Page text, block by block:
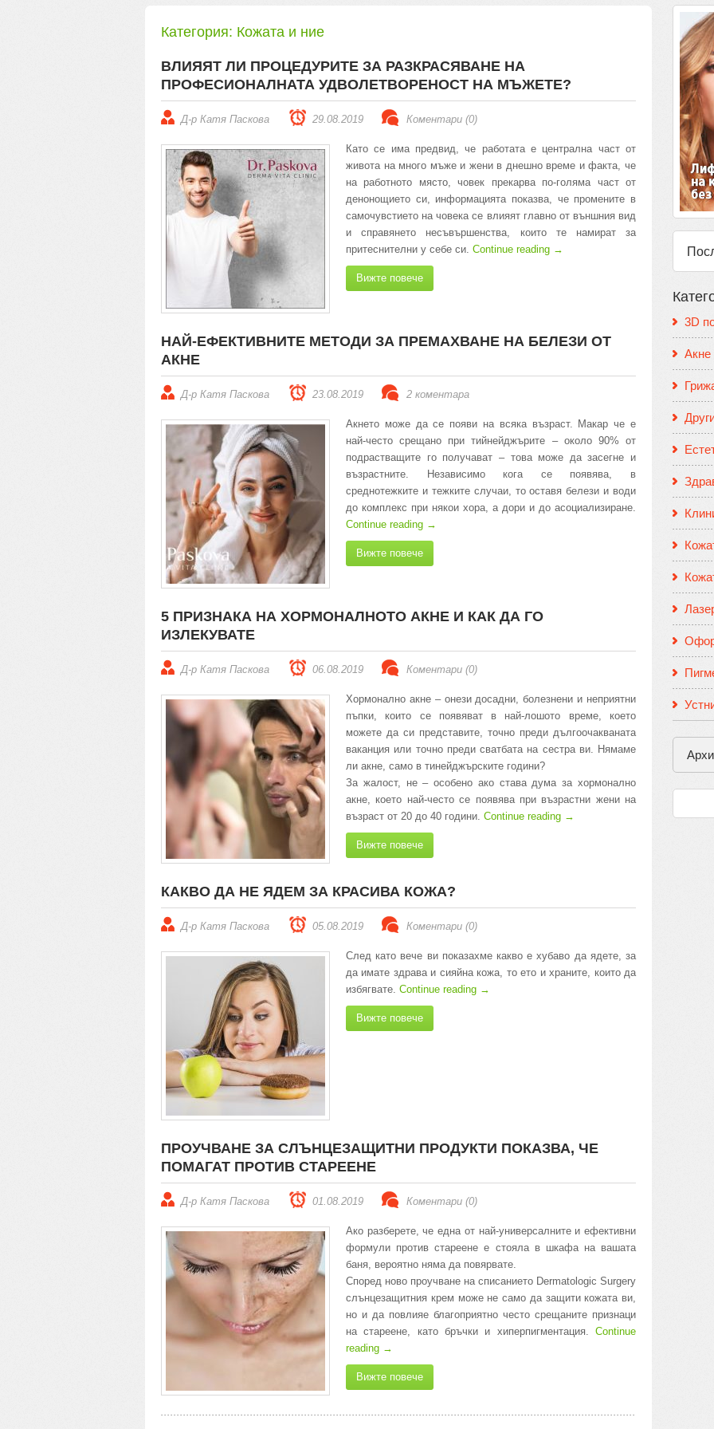
Категория: Кожата и ние
ВЛИЯЯТ ЛИ ПРОЦЕДУРИТЕ ЗА РАЗКРАСЯВАНЕ НА
ПРОФЕСИОНАЛНАТА УДВОЛЕТВОРЕНОСТ НА МЪЖЕТЕ?
Д-р Катя Паскова 29.08.2019 Коментари (0)
Като се има предвид, че работата е централна част от
живота на много мъже и жени в днешно време и факта, че
на работното място, човек прекарва по-голяма част от
денонощието си, информацията показва, че промените в
самочувстието на човека се влияят главно от външния вид
и справянето несъвършенства, които те намират за
притеснителни у себе си. Continue reading →
Вижте повече
НАЙ-ЕФЕКТИВНИТЕ МЕТОДИ ЗА ПРЕМАХВАНЕ НА БЕЛЕЗИ ОТ
АКНЕ
Д-р Катя Паскова 23.08.2019 2 коментара
Акнето може да се появи на всяка възраст. Макар че е
най-често срещано при тийнейджърите – около 90% от
подрастващите го получават – това може да засегне и
възрастните. Независимо кога се появява, в
среднотежките и тежките случаи, то оставя белези и води
до комплекс при някои хора, а дори и до асоциализиране.
Continue reading →
Вижте повече
5 ПРИЗНАКА НА ХОРМОНАЛНОТО АКНЕ И КАК ДА ГО
ИЗЛЕКУВАТЕ
Д-р Катя Паскова 06.08.2019 Коментари (0)
Хормонално акне – онези досадни, болезнени и неприятни
пъпки, които се появяват в най-лошото време, което
можете да си представите, точно преди дългоочакваната
ваканция или точно преди сватбата на сестра ви. Нямаме
ли акне, само в тинейджърските години?
За жалост, не – особено ако става дума за хормонално
акне, което най-често се появява при възрастни жени на
възраст от 20 до 40 години. Continue reading →
Вижте повече
КАКВО ДА НЕ ЯДЕМ ЗА КРАСИВА КОЖА?
Д-р Катя Паскова 05.08.2019 Коментари (0)
След като вече ви показахме какво е хубаво да ядете, за
да имате здрава и сияйна кожа, то ето и храните, които да
избягвате. Continue reading →
Вижте повече
ПРОУЧВАНЕ ЗА СЛЪНЦЕЗАЩИТНИ ПРОДУКТИ ПОКАЗВА, ЧЕ
ПОМАГАТ ПРОТИВ СТАРЕЕНЕ
Д-р Катя Паскова 01.08.2019 Коментари (0)
Ако разберете, че една от най-универсалните и ефективни
формули против стареене е стояла в шкафа на вашата
баня, вероятно няма да повярвате.
Според ново проучване на списанието Dermatologic Surgery
слънцезащитния крем може не само да защити кожата ви,
но и да повлияе благоприятно често срещаните признаци
на стареене, като бръчки и хиперпигментация. Continue
reading →
Вижте повече
3D
Акне